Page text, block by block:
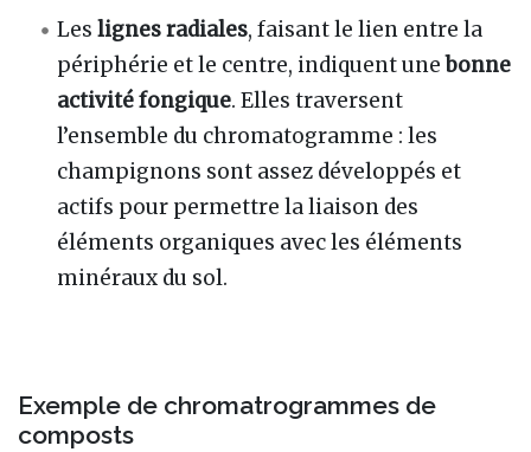
Leslignes radiales, faisant le lien entre la
périphérie et le centre, indiquent unebonne
activité fongique. Elles traversent
l’ensemble du chromatogramme : les
champignons sont assez développés et
actifs pour permettre la liaison des
éléments organiques avec les éléments
minéraux du sol.
Exemple de chromatrogrammes de
composts